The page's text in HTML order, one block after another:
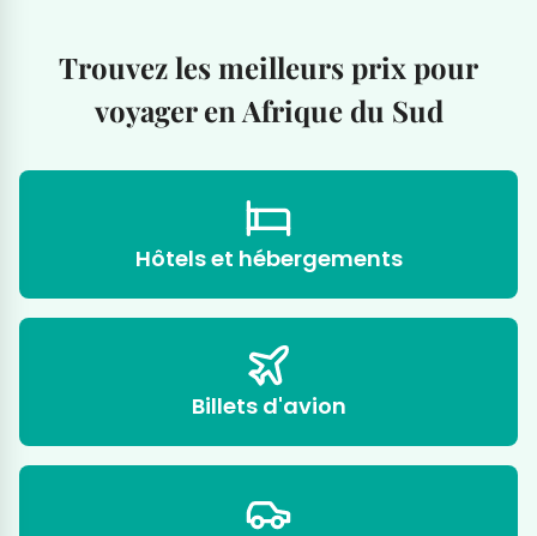
Trouvez les meilleurs prix pour
voyager en Afrique du Sud
Hôtels et hébergements
Billets d'avion